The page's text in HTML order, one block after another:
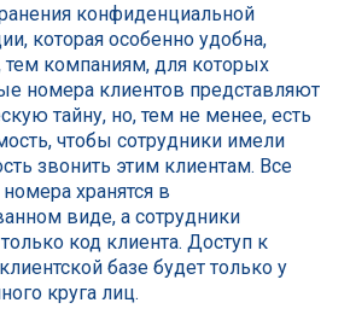
конфиденциальной
которая особенно удобна,
тем компаниям, для которых
номера клиентов представляют
тайну, но, тем не менее, есть
чтобы сотрудники имели
звонить этим клиентам. Все
хранятся в
виде, а сотрудники
код клиента. Доступ к
базе будет только у
круга лиц.